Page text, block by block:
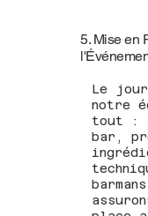
5. Mise en
Le jour
notre
tout :
bar,